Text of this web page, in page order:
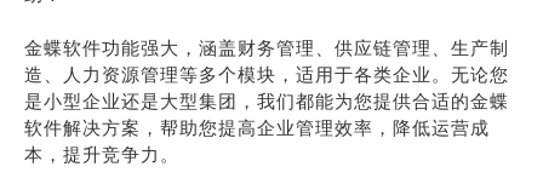
金蝶软件功能强大，涵盖财务管理、供应链管理、生产制
造、人力资源管理等多个模块，适用于各类企业。无论您
是小型企业还是大型集团，我们都能为您提供合适的金蝶
软件解决方案，帮助您提高企业管理效率，降低运营成
本，提升竞争力。